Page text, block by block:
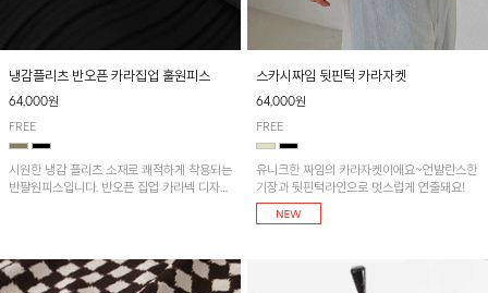
냉감플리츠 반오픈 카라집업 훌원피스
64,000원
FREE
시원한 냉감 플리츠 소재로 쾌적하게 착용되는
반팔원피스입니다. 반오픈 집업 카라넥 디자인
스카시짜임 뒷핀턱 카라자켓
64,000원
FREE
유니크한 짜임의 카라자켓이에요~언발란스한
기장과 뒷핀턱라인으로 멋스럽게 연출돼요!